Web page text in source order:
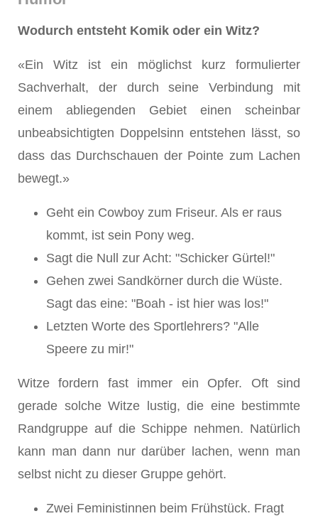
Wodurch entsteht Komik oder ein Witz?
«Ein Witz ist ein möglichst kurz formulierter
Sachverhalt, der durch seine Verbindung mit
einem abliegenden Gebiet einen scheinbar
unbeabsichtigten Doppelsinn entstehen lässt, so
dass das Durchschauen der Pointe zum Lachen
bewegt.»
Geht ein Cowboy zum Friseur. Als er raus
kommt, ist sein Pony weg.
Sagt die Null zur Acht: "Schicker Gürtel!"
Gehen zwei Sandkörner durch die Wüste.
Sagt das eine: "Boah - ist hier was los!"
Letzten Worte des Sportlehrers? "Alle
Speere zu mir!"
Witze fordern fast immer ein Opfer. Oft sind
gerade solche Witze lustig, die eine bestimmte
Randgruppe auf die Schippe nehmen. Natürlich
kann man dann nur darüber lachen, wenn man
selbst nicht zu dieser Gruppe gehört.
Zwei Feministinnen beim Frühstück. Fragt